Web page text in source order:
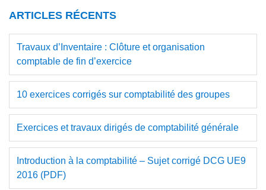
Web
ARTICLES RÉCENTS
Travaux d’Inventaire : Clôture et organisation
comptable de fin d’exercice
10 exercices corrigés sur comptabilité des groupes
Exercices et travaux dirigés de comptabilité générale
Introduction à la comptabilité – Sujet corrigé DCG UE9
2016 (PDF)